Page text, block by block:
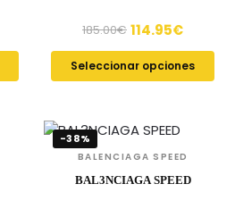
185.00€ 114.95€
Seleccionar opciones
-38%
BALENCIAGA SPEED
BAL3NCIAGA SPEED